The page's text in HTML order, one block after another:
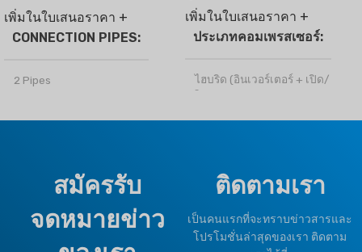
เพิ่มในใบเสนอราคา +
CONNECTION PIPES
2 Pipes
ยี่ห้อ ไคลมาโปร
OPTIONAL FUNCTION
Motorized Valves &
Thermostat Controller
เพิ่มในใบเสนอราคา +
ประเภทคอมเพรสเซอร์
ไฮบริด (อินเวอร์เตอร์ + เปิด/
ปิด)
ประเภทภูมิอากาศ
T1 สภาพปกติ
สมัครรับ
จดหมายข่าว
ติดตามเรา
เป็นคนแรกที่จะทราบข่าวสารและ
โปรโมชั่นล่าสุดของเรา ติดตาม